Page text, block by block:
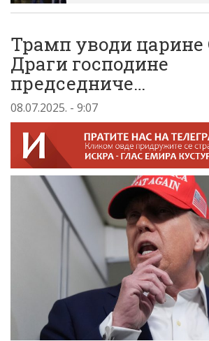
Трамп уводи царине
Драги господине
председниче…
08.07.2025. - 9:07